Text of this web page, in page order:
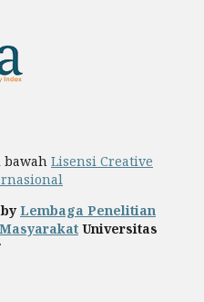
bawah Lisensi Creative
Lembaga Penelitian
Universitas